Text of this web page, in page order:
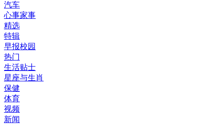
汽车
心事家事
精选
特辑
早报校园
热门
生活贴士
星座与生肖
保健
体育
视频
新闻